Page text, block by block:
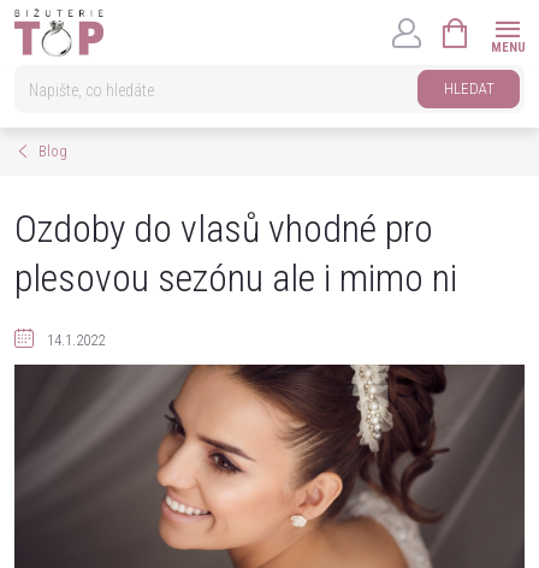
Přejít
HLEDAT
KOŠÍK
Blog
Ozdoby do vlasů vhodné pro
plesovou sezónu ale i mimo ni
14.1.2022